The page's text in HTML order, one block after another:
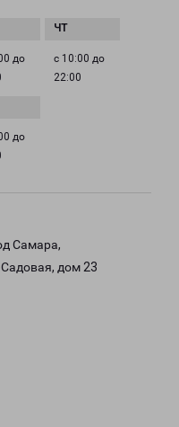
до
с 10:00 до
22:00
до
Самара,
дом 23